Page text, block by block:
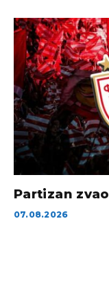
Partizan
07.08.2026